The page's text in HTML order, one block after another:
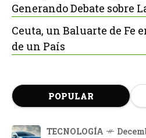
Generando Debate sobre
Ceuta, un Baluarte de Fe
de un País
POPULAR
TECNOLOGÍA